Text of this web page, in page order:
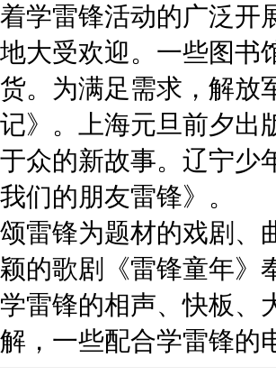
学雷锋活动的广泛开
大受欢迎。一些图书
。为满足需求，解放
记》。上海元旦前夕
众的新故事。辽宁少
们的朋友雷锋》。
雷锋为题材的戏剧、
的歌剧《雷锋童年》
雷锋的相声、快板、
，一些配合学雷锋的